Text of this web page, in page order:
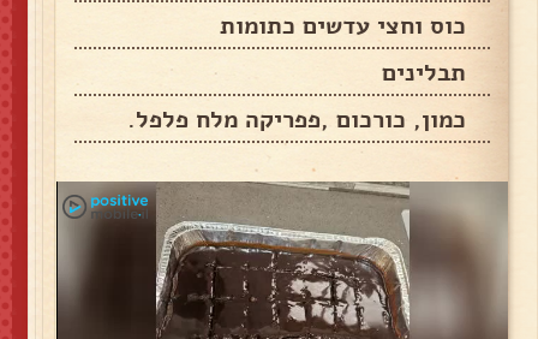
כוס וחצי עדשים כתומות
תבלינים
כמון, כורכום ,פפריקה מלח פלפל.